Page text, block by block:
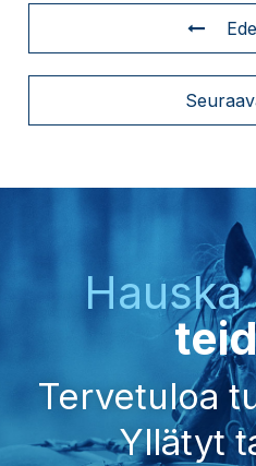
Hauska
Tervetuloa
Yllätyt